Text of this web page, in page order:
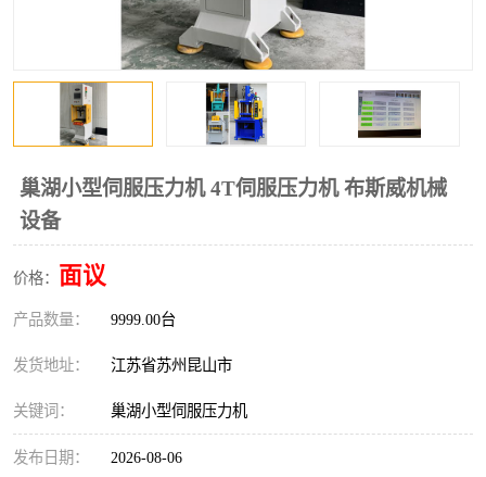
巢湖小型伺服压力机 4T伺服压力机 布斯威机械
设备
价格： 面议
产品数量： 9999.00台
发货地址： 江苏省苏州昆山市
关键词： 巢湖小型伺服压力机
发布日期： 2026-08-06